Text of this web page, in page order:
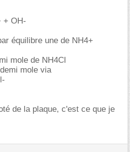
+ OH-
équilibre une de NH4+
mole de NH4Cl
mole via
de la plaque, c'est ce que je